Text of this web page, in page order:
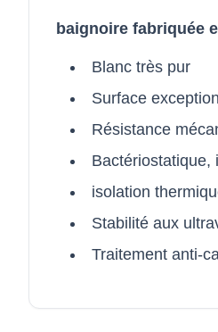
baignoire fabriquée
Blanc très pur
Surface
Résistance
Bactériostatique,
isolation
Stabilité aux
Traitement anti-